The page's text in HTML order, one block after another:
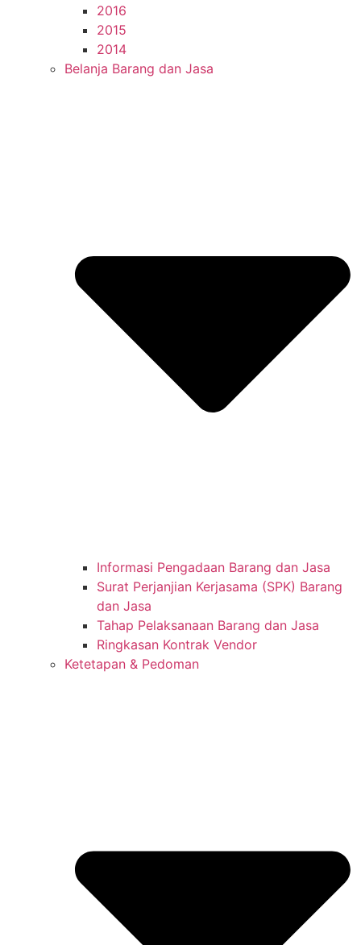
2016
2015
2014
Belanja Barang dan Jasa
Informasi Pengadaan Barang dan Jasa
Surat Perjanjian Kerjasama (SPK) Barang
dan Jasa
Tahap Pelaksanaan Barang dan Jasa
Ringkasan Kontrak Vendor
Ketetapan & Pedoman